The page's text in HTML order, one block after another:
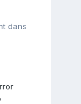
dans